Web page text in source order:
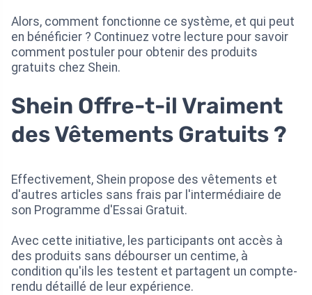
Alors, comment fonctionne ce système, et qui peut
en bénéficier ? Continuez votre lecture pour savoir
comment postuler pour obtenir des produits
gratuits chez Shein.
Shein Offre-t-il Vraiment
des Vêtements Gratuits ?
Effectivement, Shein propose des vêtements et
d'autres articles sans frais par l'intermédiaire de
son Programme d'Essai Gratuit.
Avec cette initiative, les participants ont accès à
des produits sans débourser un centime, à
condition qu'ils les testent et partagent un compte-
rendu détaillé de leur expérience.